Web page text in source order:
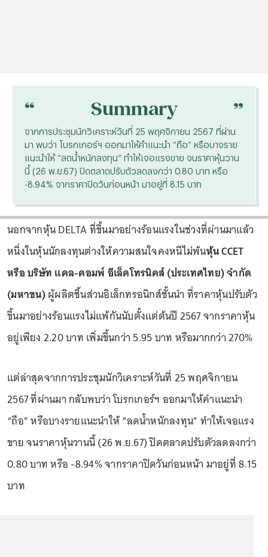
“ Summary “
จากการประชุมนักวิเคราะห์วันที่ 25 พฤศจิกายน 2567 ที่ผ่าน
มา พบว่า โบรกเกอร์ฯ ออกมาให้คำแนะนำ “ถือ” หรือบางราย
แนะนำให้ “ลดน้ำหนักลงทุน” ทำให้เจอแรงขาย จนราคาหุ้นวาน
นี้ (26 พ.ย.67) ปิดตลาดปรับตัวลดลงกว่า 0.80 บาท หรือ
-8.94% จากราคาปิดวันก่อนหน้า มาอยู่ที่ 8.15 บาท
นอกจากหุ้น DELTA ที่ขึ้นมาอย่างร้อนแรงในช่วงที่ผ่านมาแล้ว
หนึ่งในหุ้นนักลงทุนต่างให้ความสนใจคงหนีไม่พ้นหุ้น CCET
หรือ บริษัท แคล-คอมพ์ อีเล็คโทรนิคส์ (ประเทศไทย) จำกัด
(มหาชน)ผู้ผลิตชิ้นส่วนอิเล็กทรอนิกส์ชั้นนำ ที่ราคาหุ้นปรับตัว
ขึ้นมาอย่างร้อนแรงไม่แพ้กันนับตั้งแต่ต้นปี 2567 จากราคาหุ้น
อยู่เพียง 2.20 บาท เพิ่มขึ้นกว่า 5.95 บาท หรือมากกว่า 270%
แต่ล่าสุดจากการประชุมนักวิเคราะห์วันที่ 25 พฤศจิกายน
2567 ที่ผ่านมา กลับพบว่า โบรกเกอร์ฯ ออกมาให้คำแนะนำ
“ถือ” หรือบางรายแนะนำให้ “ลดน้ำหนักลงทุน” ทำให้เจอแรง
ขาย จนราคาหุ้นวานนี้ (26 พ.ย.67) ปิดตลาดปรับตัวลดลงกว่า
0.80 บาท หรือ -8.94% จากราคาปิดวันก่อนหน้า มาอยู่ที่ 8.15
บาท